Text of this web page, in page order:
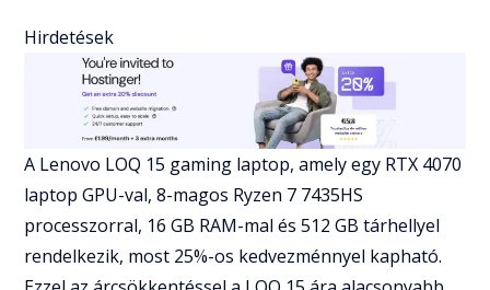
Hirdetések
A Lenovo LOQ 15 gaming laptop, amely egy RTX 4070
laptop GPU-val, 8-magos Ryzen 7 7435HS
processzorral, 16 GB RAM-mal és 512 GB tárhellyel
rendelkezik, most 25%-os kedvezménnyel kapható.